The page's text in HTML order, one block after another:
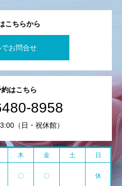
こちらから
でお問合せ
約はこちら
8958
（日・祝休館）
木 金 土 日
〇 〇 休